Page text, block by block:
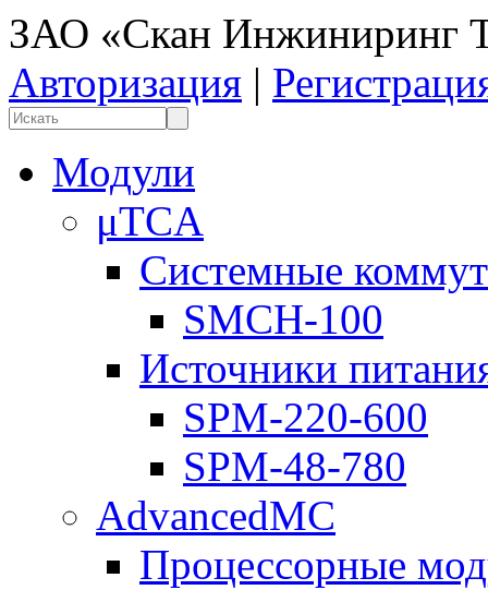
ЗАО «Скан Инжиниринг
Авторизация |
Модули
μTCA
Системные
SMCH-100
Источники
SPM-220-600
SPM-48-780
AdvancedMC
Процессорные